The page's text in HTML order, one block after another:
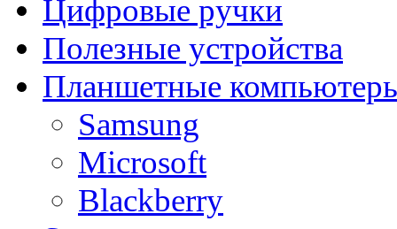
Цифровые ручки
Полезные устройства
Планшетные
Samsung
Microsoft
Blackberry